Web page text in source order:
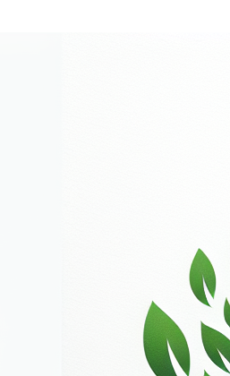
om domeinnamen
op elke bestelling die
zijn van toepassing op
(‘Voorwaarden’) zijn van
Voorwaarden
(‘Klant’). Bij het plaatsen